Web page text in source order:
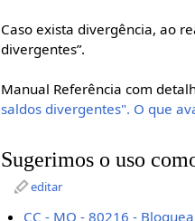
Caso exista divergência, ao
divergentes”.
Manual Referência com
saldos divergentes". O que
Sugerimos o uso
editar
CC - MO - 80216 -